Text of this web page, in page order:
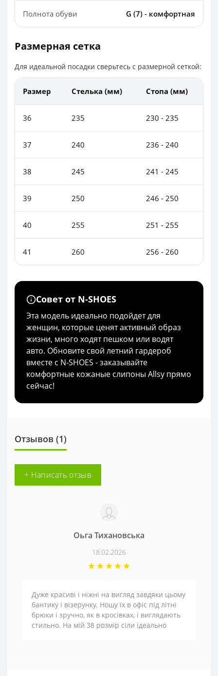
Полнота обуви G (7) - комфортная
Размерная сетка
Для идеальной посадки сверьтесь с размерной сеткой:
Размер Стелька (мм) Стопа (мм)
36 235 230 - 235
37 240 236 - 240
38 245 241 - 245
39 250 246 - 250
40 255 251 - 255
41 260 256 - 260
Совет от N-SHOES
Эта модель идеально подойдет для
женщин, которые ценят активный образ
жизни, много ходят пешком или водят
авто. Обновите свой летний гардероб
вместе с N-SHOES - заказывайте
комфортные кожаные слипоны Allsy прямо
сейчас!
Отзывов (1)
+ Написать отзыв
Оьга Тихановська
18.02.2026
Дуже красиві і ніжні на вигляд завдяки цьому
бантику і візерунку. Ношу їх в офіс під літні
брюки і зручно, як в кросівках, і виглядають
стильно. На мій 38 розмір сіли ідеально